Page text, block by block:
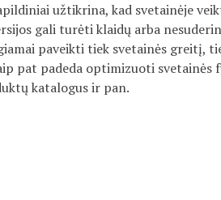
užtikrina, kad svetainėje
gali turėti klaidų arba
paveikti tiek svetainės greitį,
pat padeda optimizuoti
katalogus ir pan.